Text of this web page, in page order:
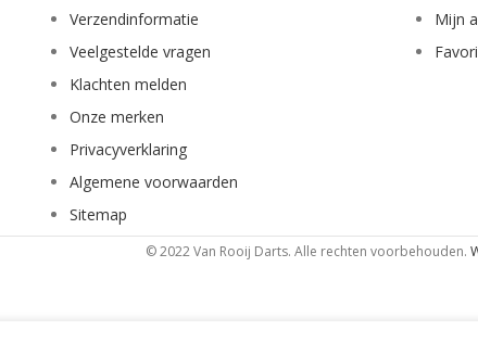
Verzendinformatie
Veelgestelde vragen
Klachten melden
Onze merken
Privacyverklaring
Algemene voorwaarden
Sitemap
Mijn
© 2022 Van Rooij Darts. Alle rechten voorbehouden.